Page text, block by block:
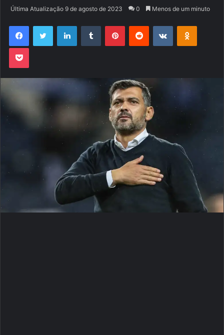
mail
Última Atualização 9 de agosto de 2023 0 Menos de um minuto
FacebookTwitter LinkedinTumblr PinterestReddit VK OK
Pocket